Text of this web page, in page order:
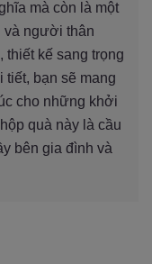
mà còn là một
và người thân
kế sang trọng
tiết, bạn sẽ mang
cho những khởi
quà này là cầu
bên gia đình và